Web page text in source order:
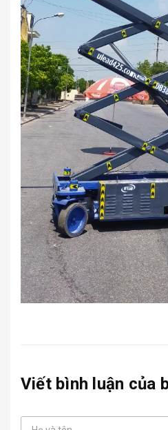
Viết bình luận của